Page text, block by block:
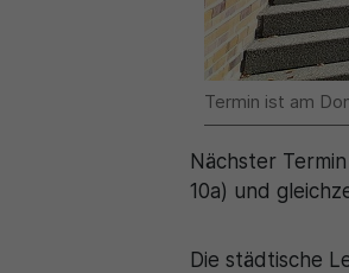
Termin ist am
Nächster
10a) und
Die städtische